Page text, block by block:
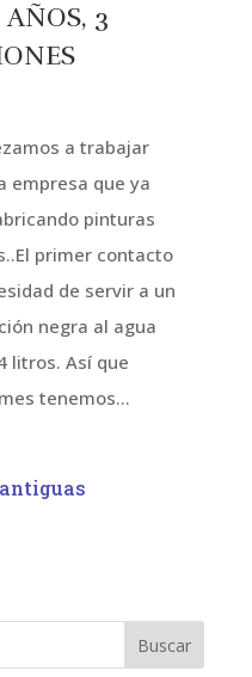
AÑOS, 3
a trabajar
empresa que ya
pinturas
primer contacto
de servir a un
negra al agua
litros. Así que
tenemos...